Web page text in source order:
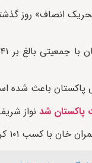
انصاف» روز
پاکستان
پاکستان شد نواز
پیشتاز این انتخابات هستند.